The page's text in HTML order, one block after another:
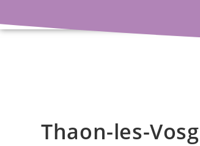
Thaon-les-